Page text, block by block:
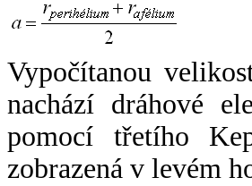
Vypočítanou
nachází dráhové
pomocí třetího
zobrazená v levém